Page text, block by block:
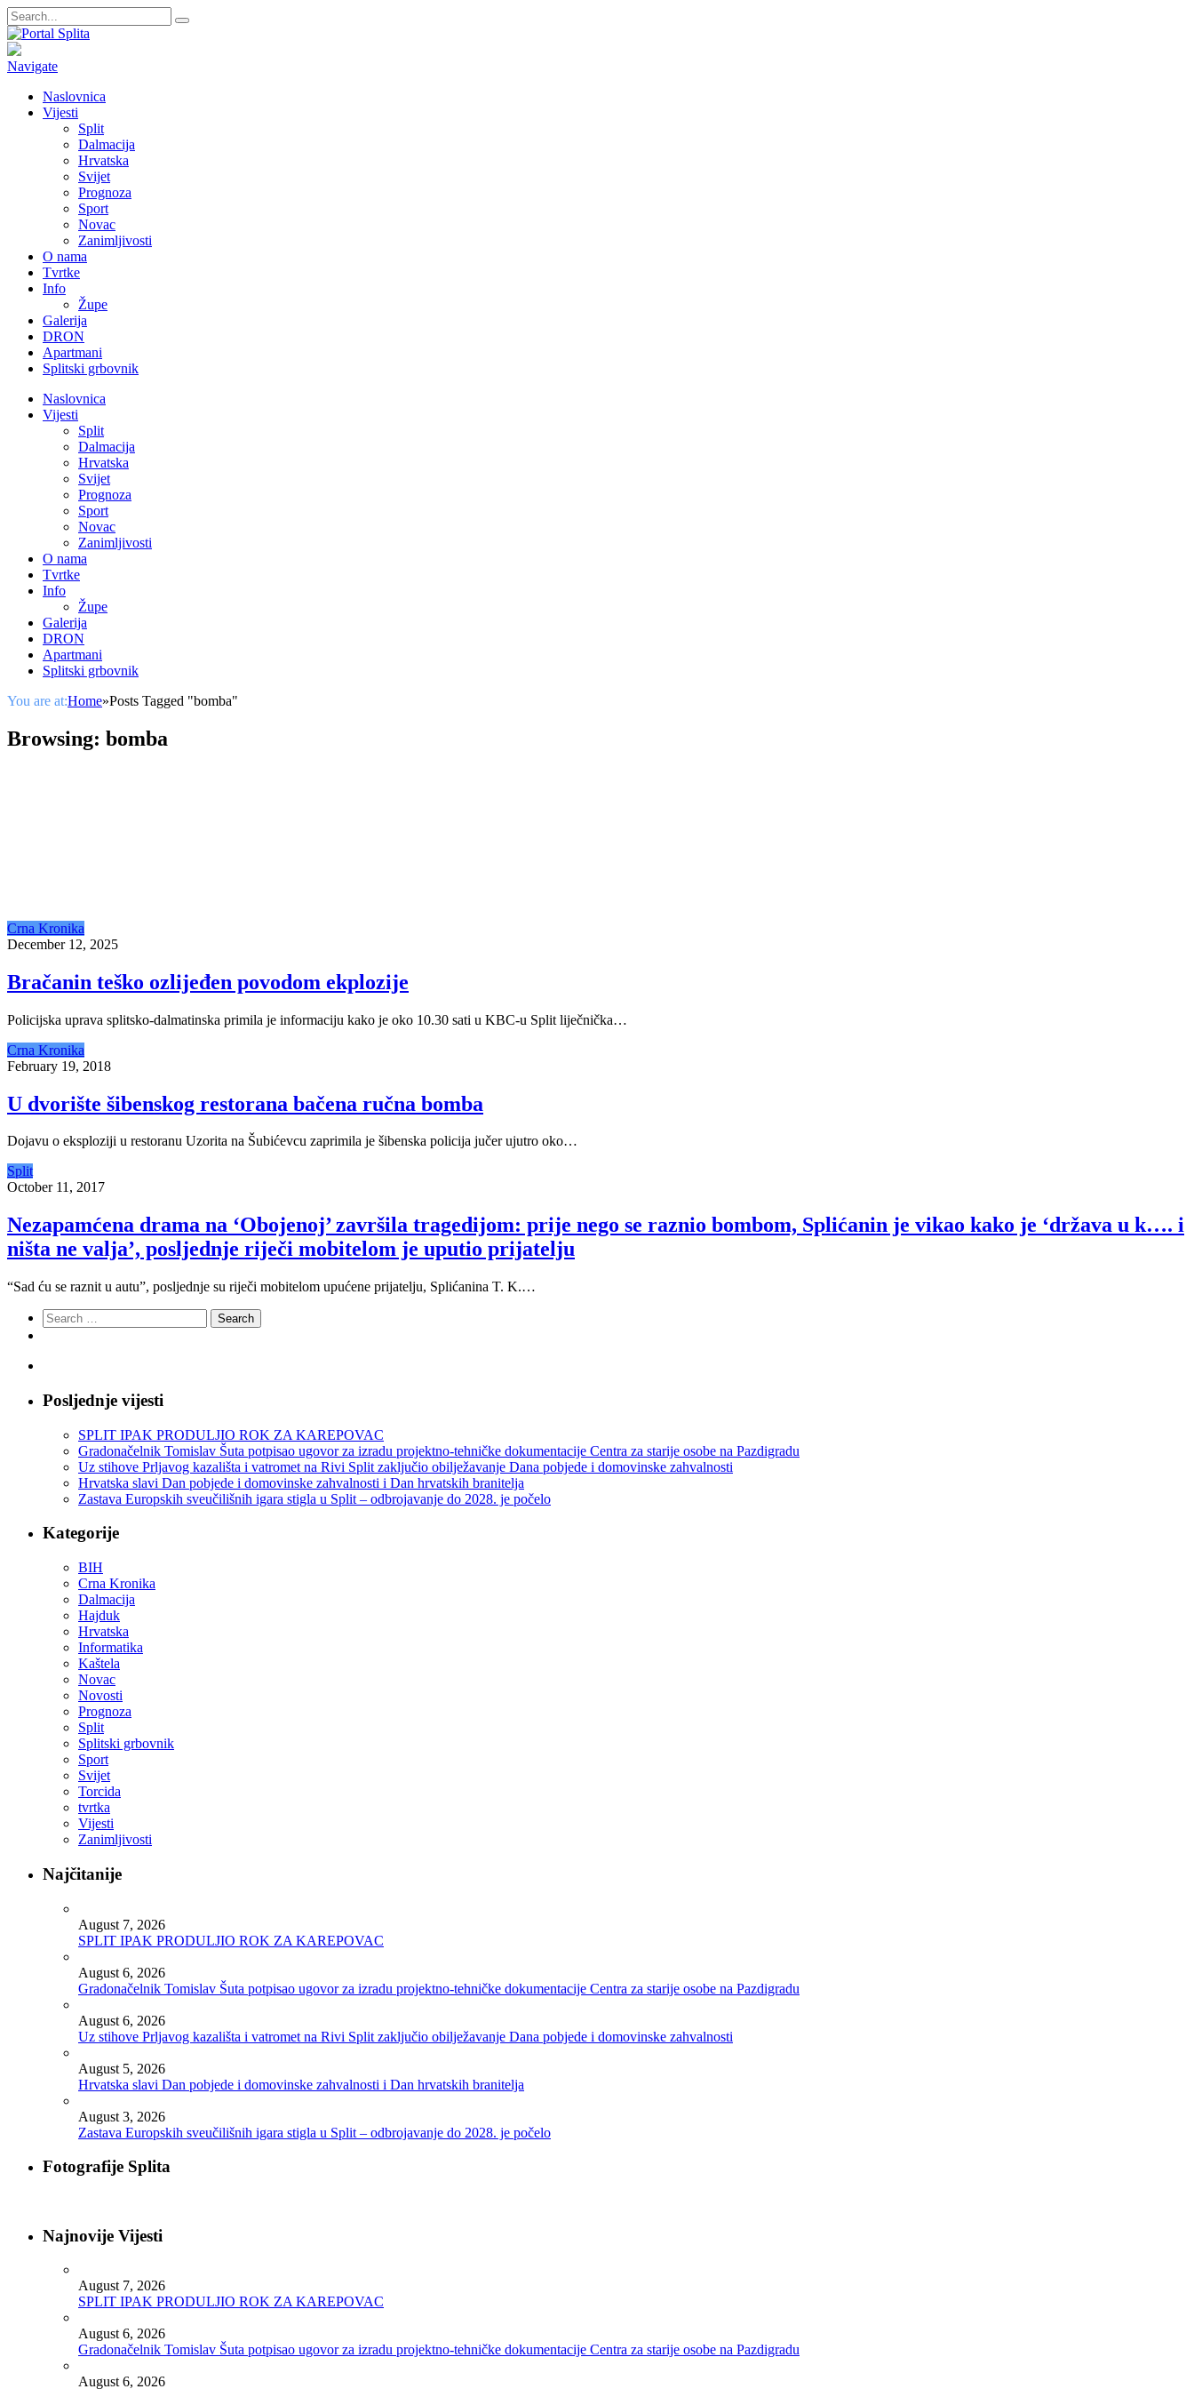
Navigate
Naslovnica
Vijesti
Split
Dalmacija
Hrvatska
Svijet
Prognoza
Sport
Novac
Zanimljivosti
O nama
Tvrtke
Info
Župe
Galerija
DRON
Apartmani
Splitski grbovnik
Naslovnica
Vijesti
Split
Dalmacija
Hrvatska
Svijet
Prognoza
Sport
Novac
Zanimljivosti
O nama
Tvrtke
Info
Župe
Galerija
DRON
Apartmani
Splitski grbovnik
You are at:Home»Posts Tagged "bomba"
Browsing: bomba
Crna Kronika
December 12, 2025
Bračanin teško ozlijeđen povodom ekplozije
Policijska uprava splitsko-dalmatinska primila je informaciju kako je oko 10.30 sati u KBC-u Split liječnička…
Crna Kronika
February 19, 2018
U dvorište šibenskog restorana bačena ručna bomba
Dojavu o eksploziji u restoranu Uzorita na Šubićevcu zaprimila je šibenska policija jučer ujutro oko…
Split
October 11, 2017
Nezapamćena drama na ‘Obojenoj’ završila tragedijom: prije nego se raznio bombom, Splićanin je vikao kako je ‘država u k…. i
ništa ne valja’, posljednje riječi mobitelom je uputio prijatelju
“Sad ću se raznit u autu”, posljednje su riječi mobitelom upućene prijatelju, Splićanina T. K.…
Search
for:
Posljednje vijesti
SPLIT IPAK PRODULJIO ROK ZA KAREPOVAC
Gradonačelnik Tomislav Šuta potpisao ugovor za izradu projektno-tehničke dokumentacije Centra za starije osobe na Pazdigradu
Uz stihove Prljavog kazališta i vatromet na Rivi Split zaključio obilježavanje Dana pobjede i domovinske zahvalnosti
Hrvatska slavi Dan pobjede i domovinske zahvalnosti i Dan hrvatskih branitelja
Zastava Europskih sveučilišnih igara stigla u Split – odbrojavanje do 2028. je počelo
Kategorije
BIH
Crna Kronika
Dalmacija
Hajduk
Hrvatska
Informatika
Kaštela
Novac
Novosti
Prognoza
Split
Splitski grbovnik
Sport
Svijet
Torcida
tvrtka
Vijesti
Zanimljivosti
Najčitanije
August 7, 2026
SPLIT IPAK PRODULJIO ROK ZA KAREPOVAC
August 6, 2026
Gradonačelnik Tomislav Šuta potpisao ugovor za izradu projektno-tehničke dokumentacije Centra za starije osobe na Pazdigradu
August 6, 2026
Uz stihove Prljavog kazališta i vatromet na Rivi Split zaključio obilježavanje Dana pobjede i domovinske zahvalnosti
August 5, 2026
Hrvatska slavi Dan pobjede i domovinske zahvalnosti i Dan hrvatskih branitelja
August 3, 2026
Zastava Europskih sveučilišnih igara stigla u Split – odbrojavanje do 2028. je počelo
Fotografije Splita
Najnovije Vijesti
August 7, 2026
SPLIT IPAK PRODULJIO ROK ZA KAREPOVAC
August 6, 2026
Gradonačelnik Tomislav Šuta potpisao ugovor za izradu projektno-tehničke dokumentacije Centra za starije osobe na Pazdigradu
August 6, 2026